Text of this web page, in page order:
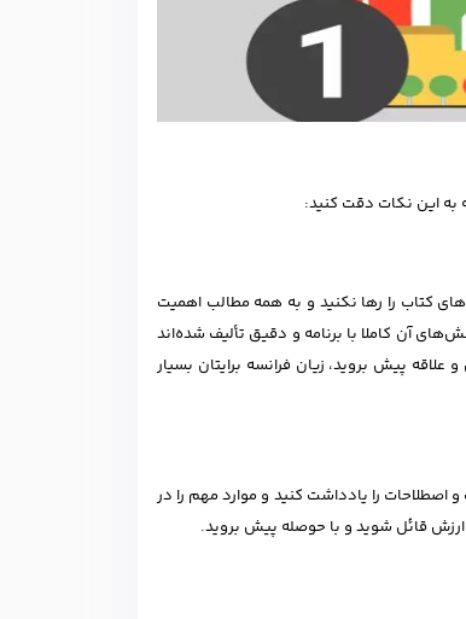
به این نکات دقت کنید:
کتاب را رها نکنید و به همه مطالب اهمیت
آن کاملا با برنامه و دقیق تألیف شده‌اند
پیش بروید، زیان فرانسه برایتان بسیار
اصطلاحات را یادداشت کنید و موارد مهم را در
قائل شوید و با حوصله پیش بروید.